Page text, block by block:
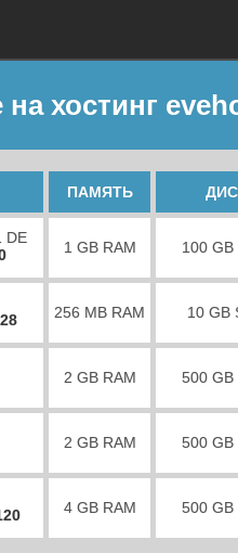
хостинг
ПАМЯТЬ
DE
1 GB RAM 100 GB
256 MB RAM 10 GB
2 GB RAM 500 GB
2 GB RAM 500 GB
4 GB RAM 500 GB